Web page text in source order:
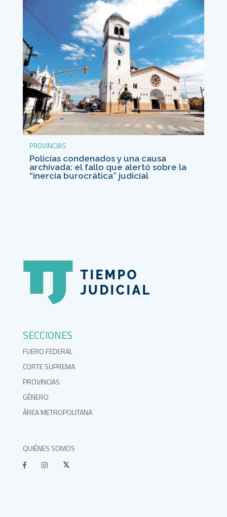
PROVINCIAS
Policías condenados y una causa
archivada: el fallo que alertó sobre la
“inercia burocrática” judicial
SECCIONES
FUERO FEDERAL
CORTE SUPREMA
PROVINCIAS
GÉNERO
ÁREA METROPOLITANA
QUIÉNES SOMOS